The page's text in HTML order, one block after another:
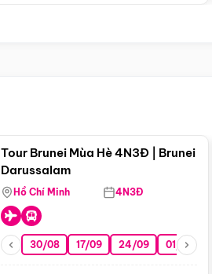
Tour Brunei Mùa Hè 4N3Đ | Brunei
Darussalam
Hồ Chí Minh 4N3Đ
30/08 17/09 24/09 01/10